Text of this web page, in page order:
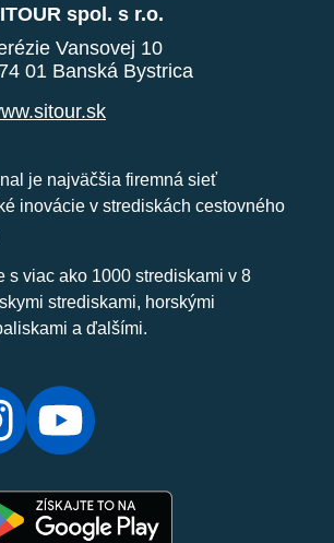
spol. s r.o.
Vansovej 10
01 Banská Bystrica
je najväčšia firemná sieť
inovácie v strediskách cestovného
s viac ako 1000 strediskami v 8
strediskami, horskými
a ďalšími.